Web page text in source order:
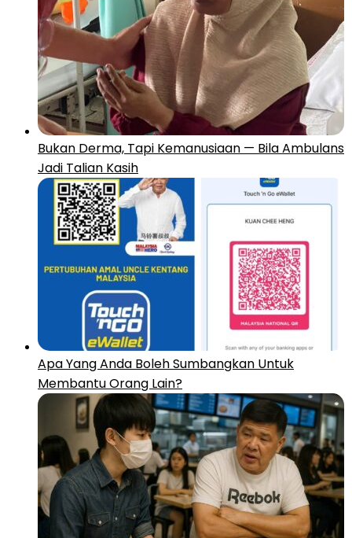
Bukan Derma, Tapi Kemanusiaan — Bila Ambulans
Jadi Talian Kasih
Apa Yang Anda Boleh Sumbangkan Untuk
Membantu Orang Lain?